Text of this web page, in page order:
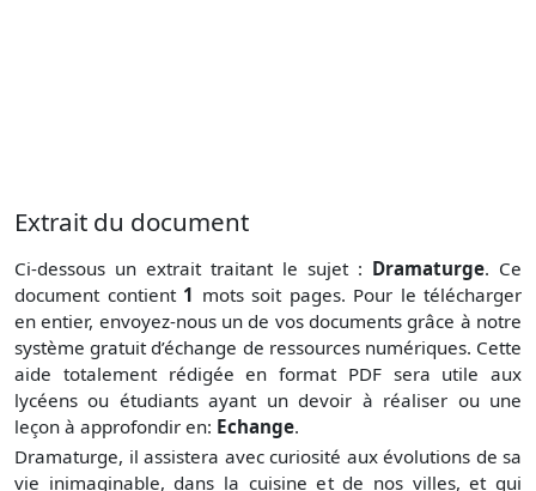
Extrait du document
Ci-dessous un extrait traitant le sujet : Dramaturge. Ce
document contient 1 mots soit pages. Pour le télécharger
en entier, envoyez-nous un de vos documents grâce à notre
système gratuitd’échange de ressources numériques. Cette
aide totalement rédigée en format PDF sera utile aux
lycéens ou étudiants ayant un devoir à réaliser ou une
leçon à approfondir en: Echange.
Dramaturge, il assistera avec curiosité aux évolutions de sa
vie inimaginable, dans la cuisine et de nos villes, et qui